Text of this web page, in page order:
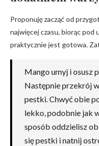
Proponuję zacząć od
najwięcej czasu, biorąc pod
praktycznie jest gotowa.
Mango umyj i osusz
Następnie przekrój
pestki. Chwyć obie
lekko, podobnie jak
sposób oddzielisz
się pestki i natnij